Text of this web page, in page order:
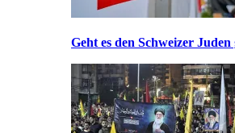
Geht es den Schweizer